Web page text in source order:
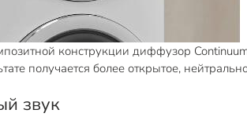
конструкции диффузор
получается более открытое,
звук